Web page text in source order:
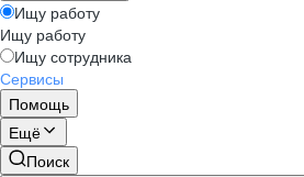
Ищу работу
Ищу работу
Ищу сотрудника
Сервисы
Помощь
Ещё
Поиск